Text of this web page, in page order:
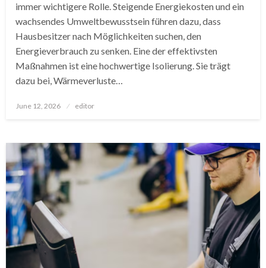
immer wichtigere Rolle. Steigende Energiekosten und ein
wachsendes Umweltbewusstsein führen dazu, dass
Hausbesitzer nach Möglichkeiten suchen, den
Energieverbrauch zu senken. Eine der effektivsten
Maßnahmen ist eine hochwertige Isolierung. Sie trägt
dazu bei, Wärmeverluste…
Posted
June 12, 2026 editor